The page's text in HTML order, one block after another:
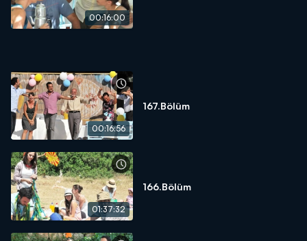
00:16:00
00:16:56
167.Bölüm
01:37:32
166.Bölüm